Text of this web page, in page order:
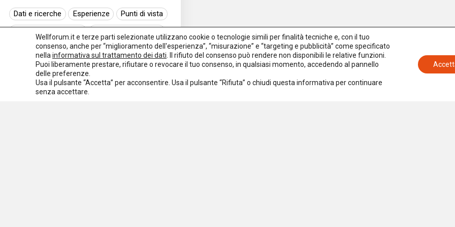
Dati e ricerche Esperienze
Punti di vista
Normativa europea
Rassegna normativa
I seminari di Welforum
Eventi
Spazio ai promotori
Wellforum.it e terze parti selezionate utilizzano cookie o tecnologie simili per finalità tecniche e, con il tuo
consenso, anche per “miglioramento dell'esperienza”, “misurazione” e “targeting e pubblicità” come specificato
nella informativa sul trattamento dei dati . Il rifiuto del consenso può rendere non disponibili le relative funzioni.
Puoi liberamente prestare, rifiutare o revocare il tuo consenso, in qualsiasi momento, accedendo al pannello
delle preferenze.
Usa il pulsante “Accetta” per acconsentire. Usa il pulsante “Rifiuta” o chiudi questa informativa per continuare
senza accettare.